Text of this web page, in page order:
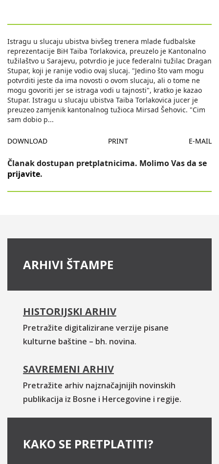
Istragu u slucaju ubistva bivšeg trenera mlade fudbalske
reprezentacije BiH Taiba Torlakovica, preuzelo je Kantonalno
tužilaštvo u Sarajevu, potvrdio je juce federalni tužilac Dragan
Stupar, koji je ranije vodio ovaj slucaj. "Jedino što vam mogu
potvrditi jeste da ima novosti o ovom slucaju, ali o tome ne
mogu govoriti jer se istraga vodi u tajnosti", kratko je kazao
Stupar. Istragu u slucaju ubistva Taiba Torlakovica jucer je
preuzeo zamjenik kantonalnog tužioca Mirsad Šehovic. "Cim
sam dobio p...
DOWNLOAD PRINT E-MAIL
Članak dostupan pretplatnicima. Molimo Vas da se
prijavite.
ARHIVI ŠTAMPE
HISTORIJSKI ARHIV
Pretražite digitalizirane verzije pisane
kulturne baštine – bh. novina.
SAVREMENI ARHIV
Pretražite arhiv najznačajnijih novinskih
publikacija iz Bosne i Hercegovine i regije.
KAKO SE PRETPLATITI?